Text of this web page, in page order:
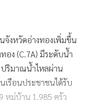
จังหวัดอ่างทองเพิ่มขึ้น
อง (C.7A) มีระดับน้ำ
ปริมาณน้ำไหลผ่าน
เรือนประชาชนได้รับ
หมู่บ้าน 1,985 ครัว